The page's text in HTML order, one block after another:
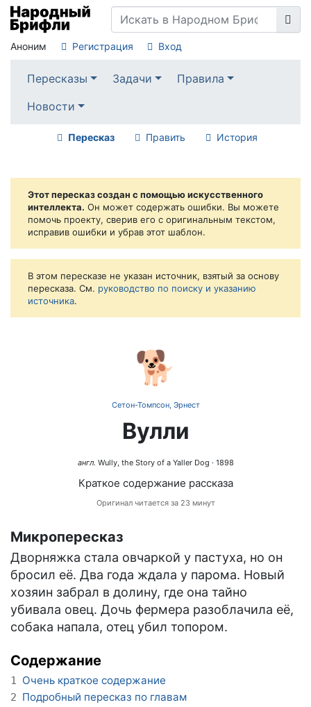
Аноним Регистрация Вход
Пересказы Задачи
Правила
Новости
Пересказ Править История
Этот пересказ создан с помощью искусственного
интеллекта. Он может содержать ошибки. Вы можете
помочь проекту, сверив его с оригинальным текстом,
исправив ошибки и убрав этот шаблон.
В этом пересказе не указан источник, взятый за основу
пересказа. См. руководство по поиску и указанию
источника.
🐕
Сетон-Томпсон, Эрнест
Вулли
англ. Wully, the Story of a Yaller Dog · 1898
Краткое содержание рассказа
Оригинал читается за 23 минут
Микропересказ
Дворняжка стала овчаркой у пастуха, но он
бросил её. Два года ждала у парома. Новый
хозяин забрал в долину, где она тайно
убивала овец. Дочь фермера разоблачила её,
собака напала, отец убил топором.
Содержание
1 Очень краткое содержание
2 Подробный пересказ по главам